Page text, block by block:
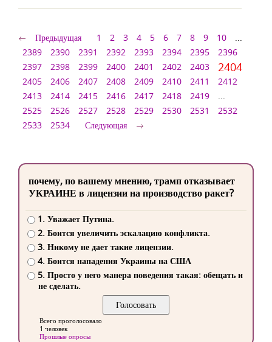
Предыдущая 1 2 3 4 5 6 7 8 9 10
...
2389
2390 2391 2392 2393 2394 2395
2396
2397
2398 2399 2400 2401 2402 2403 2404
2405 2406 2407 2408 2409 2410 2411
2412
2413
2414 2415 2416 2417 2418 2419
...
2525
2526 2527 2528 2529 2530 2531
2532
2533
2534 Следующая
почему, по вашему мнению, трамп отказывает
УКРАИНЕ в лицензии на производство ракет?
1. Уважает Путина.
2. Боится увеличить эскалацию конфликта.
3. Никому не дает такие лицензии.
4. Боится нападения Украины на США
5. Просто у него манера поведения такая: обещать и
не сделать.
Всего проголосовало
1 человек
Прошлые опросы